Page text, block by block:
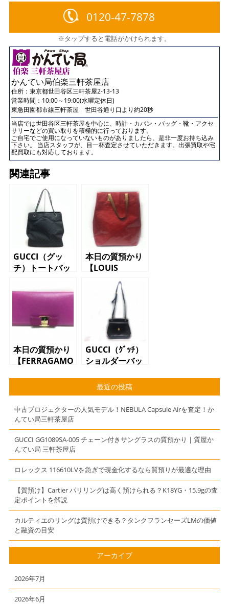
0120-47-7878
※タップすると電話がかけられます。
かんてい局伯楽三軒茶屋店
住所： 東京都世田谷区三軒茶屋2-13-13
営業時間：10:00～19:00(水曜定休日)
東急田園都市線三軒茶屋 世田谷通り口より約20秒
当店では世田谷区三軒茶屋を中心に、時計・カバン・バッグ・靴・アクセ
サリーなどの買い取りを積極的に行っております。
ご自宅でご使用になっていないものがありましたら、是非一度お持ち込み
下さい。 当店スタッフが、目一杯査定させていただきます。出張買取や宅
配買取にも対応しております。
関連記事
GUCCI（グッ
チ）トートバッ
109141.2123
本日の質預かり
【LOUIS
VUITTON（ルイ
ヴィトン）リー
ドMM ハンド
バッグ】
本日の質預かり
【FERRAGAMO（フ
ン ピンク】
GUCCI（ｸﾞｯﾁ）
ショルダーバッ
1438 ブラック
最近の投稿
中古プロジェクターの人気モデル！NEBULA Capsule Airを査定！か
んてい局三軒茶屋店
GUCCI GG1089SA-005 チェーン付きサングラスの質預かり｜質屋か
んてい局 三軒茶屋店
ロレックス 116610LVを急ぎで現金化するなら質預りが最適な理由
【質預け】Cartier パリリングは高く預けられる？K18YG・15.9gの査
定ポイントを解説
カルティエのリングは質預けできる？タンクフランセーズLMの価値
と融資の目安
アーカイブ
2026年7月
2026年6月